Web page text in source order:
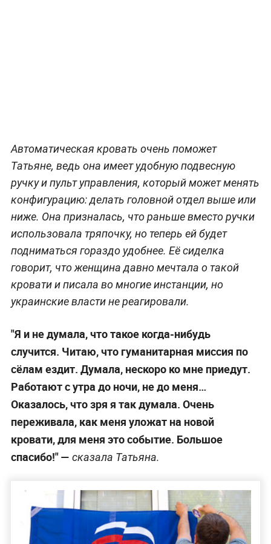
Автоматическая кровать очень поможет
Татьяне, ведь она имеет удобную подвесную
ручку и пульт управления, который может менять
конфигурацию: делать головной отдел выше или
ниже. Она призналась, что раньше вместо ручки
использовала тряпочку, но теперь ей будет
подниматься гораздо удобнее. Её сиделка
говорит, что женщина давно мечтала о такой
кровати и писала во многие инстанции, но
украинские власти не реагировали.
"Я и не думала, что такое когда-нибудь
случится. Читаю, что гуманитарная миссия по
сёлам ездит. Думала, нескоро ко мне приедут.
Работают с утра до ночи, не до меня…
Оказалось, что зря я так думала. Очень
переживала, как меня уложат на новой
кровати, для меня это событие. Большое
спасибо!" — сказала Татьяна.